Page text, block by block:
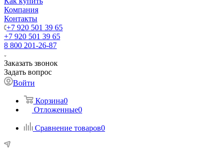
Компания
Контакты
+7 920 501 39 65
+7 920 501 39 65
8 800 201-26-87
Заказать звонок
Задать вопрос
Войти
Корзина0
Отложенные0
Сравнение товаров0